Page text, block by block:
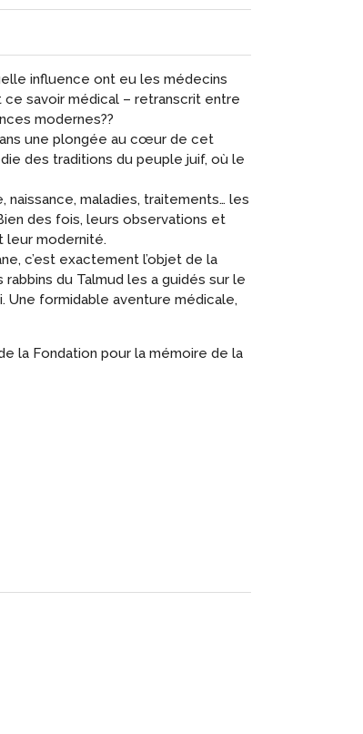
influence ont eu les médecins
ce savoir médical – retranscrit entre
modernes??
une plongée au cœur de cet
des traditions du peuple juif, où le
naissance, maladies, traitements… les
des fois, leurs observations et
leur modernité.
c’est exactement l’objet de la
du Talmud les a guidés sur le
Une formidable aventure médicale,
la Fondation pour la mémoire de la